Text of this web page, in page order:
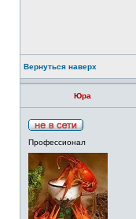
Вернуться наверх
Юра
Профессионал